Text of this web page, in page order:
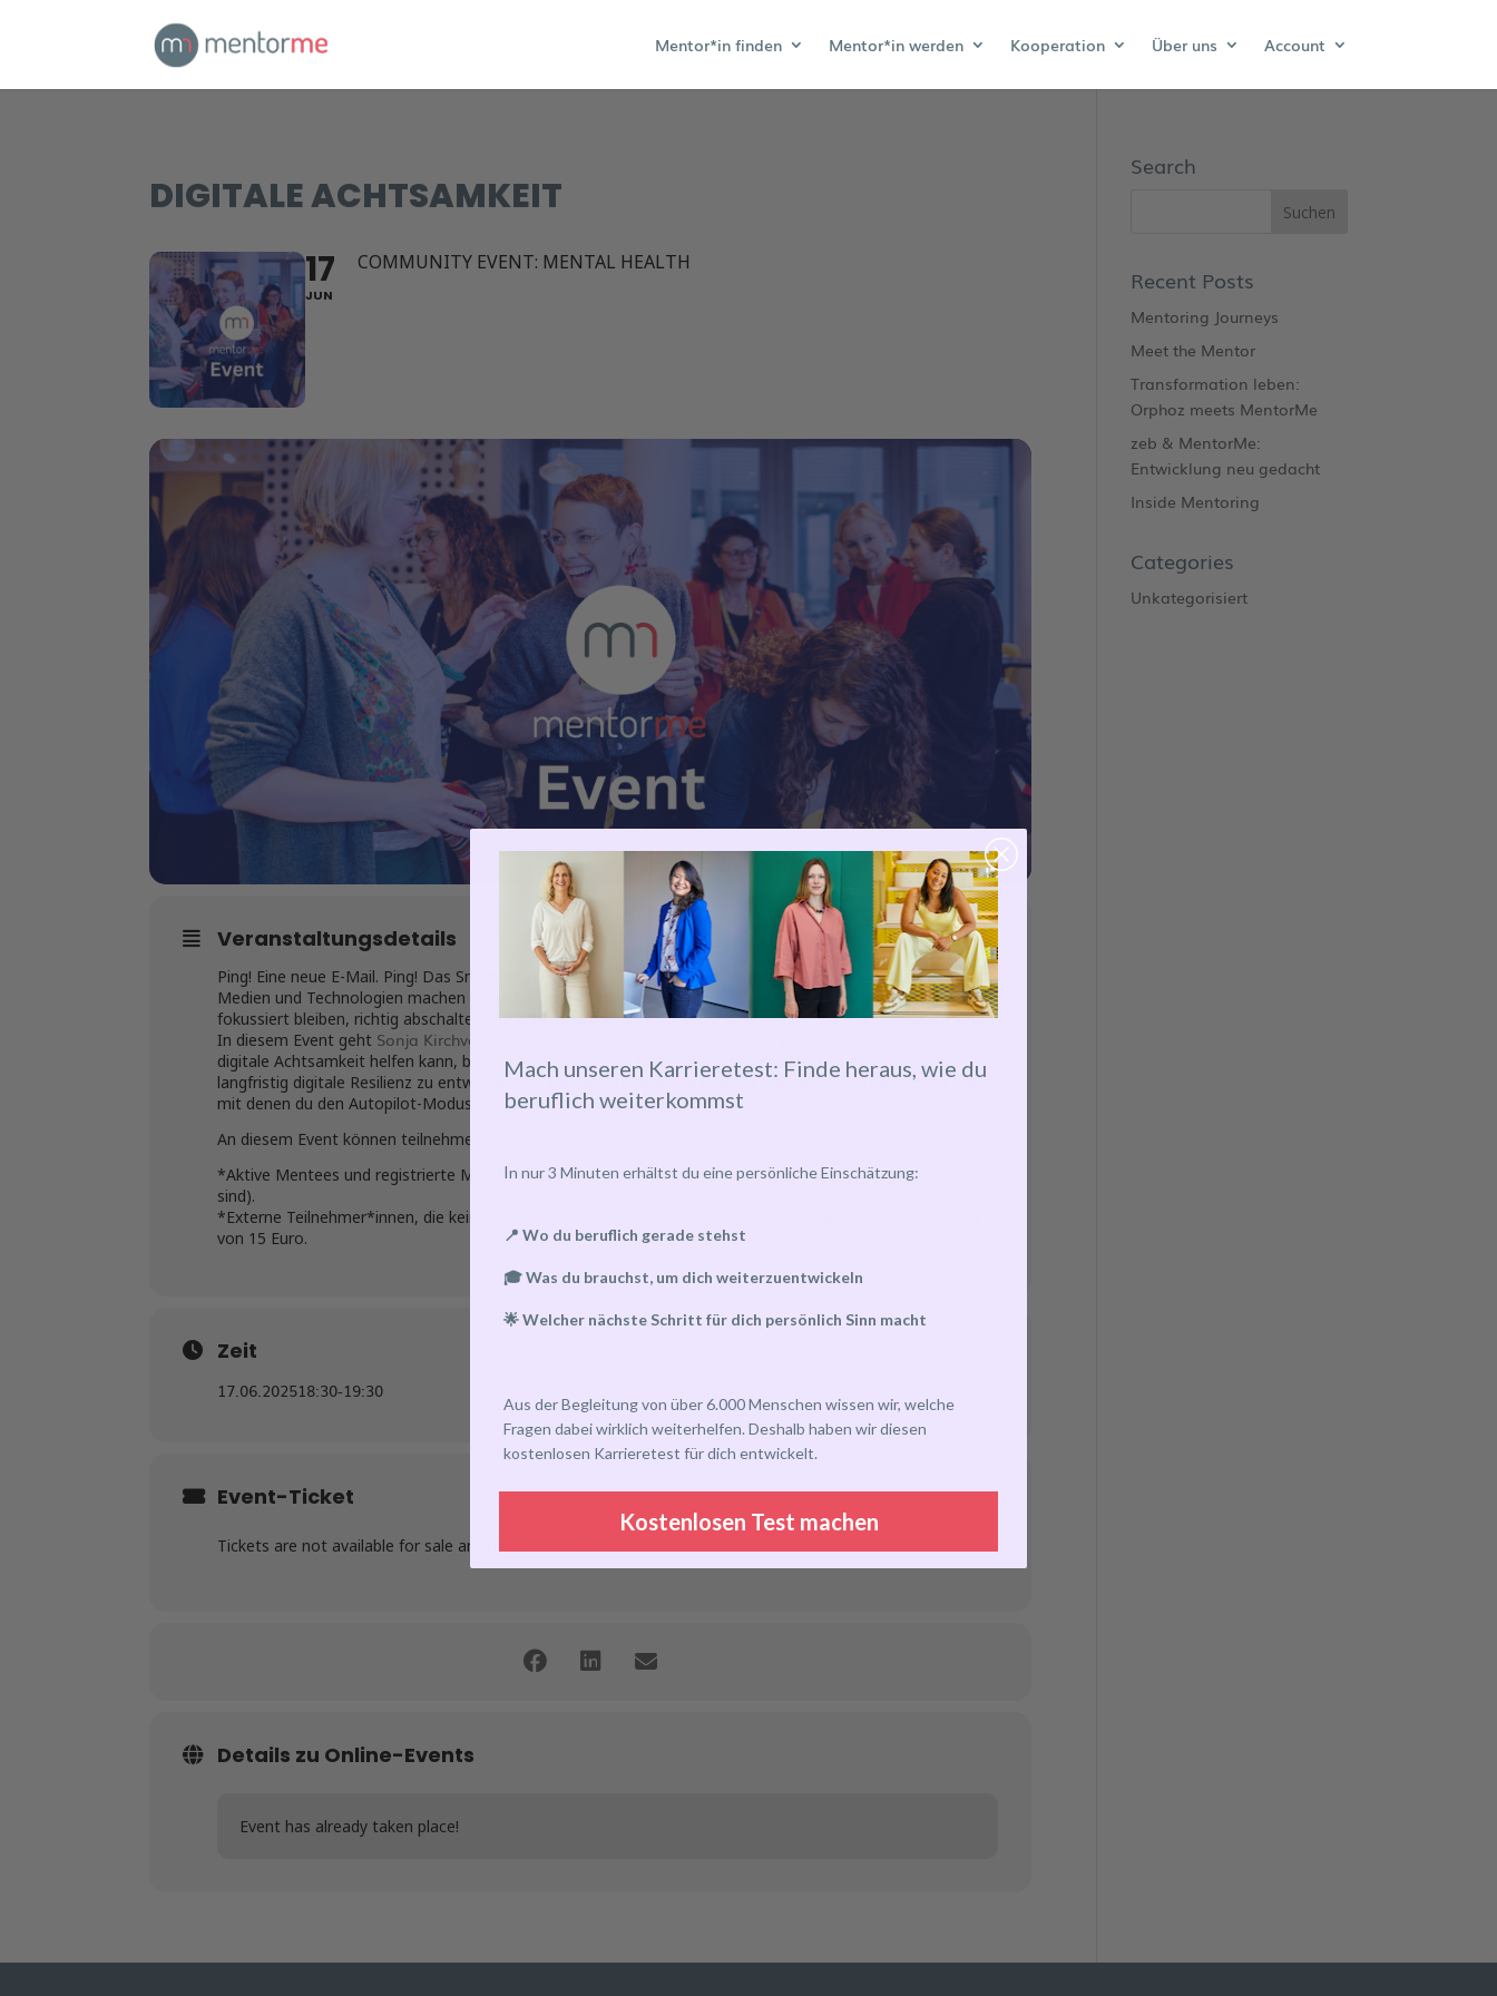
Mentor*in finden Mentor*in werden Kooperation Über uns Account
DIGITALE ACHTSAMKEIT
17
JUN
COMMUNITY EVENT: MENTAL HEALTH
Veranstaltungsdetails
Ping! Eine neue E-Mail. Ping! Das Smartphone vibriert. Ping! Noch eine Nachricht, noch ein Impuls. Digitale
Medien und Technologien machen vieles leichter – und gleichzeitig schwerer: Entscheidungen treffen,
fokussiert bleiben, richtig abschalten. Wir klicken, scrollen, reagieren– aber wann halten wir eigentlich inne?
In diesem Event geht Sonja Kirchvogel
digitale Achtsamkeit helfen kann, bewusster mit digitalen Reizen umzugehen, Grenzen zu setzen und
langfristig digitale Resilienz zu entwickeln. Du bekommst konkrete Impulse und einfache Tools an die Hand,
mit denen du den Autopilot-Modus verlassen deine Reise in die digitale Achtsamkeit gestalten kannst.
An diesem Event können teilnehmen:
*Aktive Mentees und registrierte Mentor*innen (einschließlich Mentor*innen, die noch nicht gematcht
sind).
*Externe Teilnehmer*innen, die keine Mitglieder der MentorMe-Community sind, gegen eine Eventgebühr
von 15 Euro.
Zeit
17.06.202518:30-19:30
Event-Ticket
Tickets are not available for sale any more for this event!
Details zu Online-Events
Event has already taken place!
Search
Recent Posts
Mentoring Journeys
Meet the Mentor
Transformation leben:
Orphoz meets MentorMe
zeb & MentorMe:
Entwicklung neu gedacht
Inside Mentoring
Categories
Unkategorisiert
Mach unseren Karrieretest: Finde heraus, wie du
beruflich weiterkommst
In nur 3 Minuten erhältst du eine persönliche Einschätzung:
📍 Wo du beruflich gerade stehst
🎓 Was du brauchst, um dich weiterzuentwickeln
🌟 Welcher nächste Schritt für dich persönlich Sinn macht
Aus der Begleitung von über 6.000 Menschen wissen wir, welche
Fragen dabei wirklich weiterhelfen. Deshalb haben wir diesen
kostenlosen Karrieretest für dich entwickelt.
Kostenlosen Test machen